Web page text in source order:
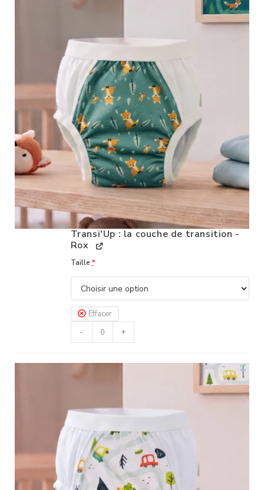
Transi'Up : la couche de transition -
Rox
Taille*
Effacer
-
+